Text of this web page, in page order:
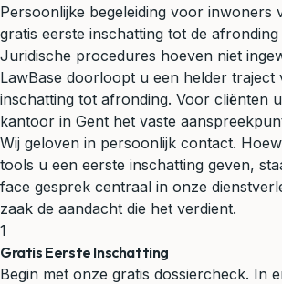
Persoonlijke begeleiding voor inwoners
gratis eerste inschatting tot de
Juridische procedures hoeven niet
LawBase doorloopt u een helder traject
inschatting tot afronding. Voor cliënten
kantoor in Gent het vaste
Wij geloven in persoonlijk contact.
tools u een eerste inschatting geven,
face gesprek centraal in onze
zaak de aandacht die het verdient.
1
Gratis Eerste Inschatting
Begin met onze gratis dossiercheck. In